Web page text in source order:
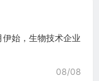
始，生物技术企业
08/08